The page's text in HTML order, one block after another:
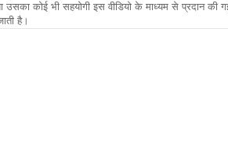
कोई भी सहयोगी इस वीडियो के माध्यम से प्रदान की गई
है।